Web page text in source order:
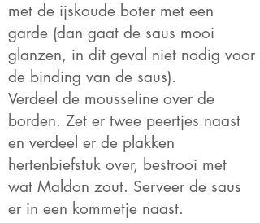
met de ijskoude boter met een
garde (dan gaat de saus mooi
glanzen, in dit geval niet nodig voor
de binding van de saus).
Verdeel de mousseline over de
borden. Zet er twee peertjes naast
en verdeel er de plakken
hertenbiefstuk over, bestrooi met
wat Maldon zout. Serveer de saus
er in een kommetje naast.